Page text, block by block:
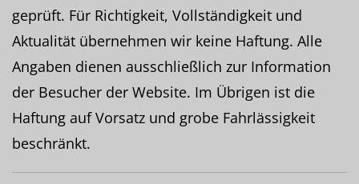
geprüft. Für Richtigkeit, Vollständigkeit und
Aktualität übernehmen wir keine Haftung. Alle
Angaben dienen ausschließlich zur Information
der Besucher der Website. Im Übrigen ist die
Haftung auf Vorsatz und grobe Fahrlässigkeit
beschränkt.